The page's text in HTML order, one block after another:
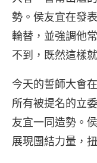
勢。侯友宜在發
輪替，並強調他
不到，既然這樣
今天的誓師大會
所有被提名的立
友宜一同造勢。
展現團結力量，